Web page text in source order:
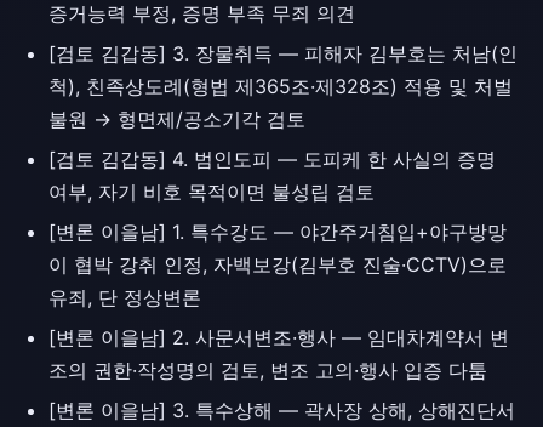
증거능력 부정, 증명 부족 무죄 의견
[검토 김갑동] 3. 장물취득 — 피해자 김부호는 처남(인
척), 친족상도례(형법 제365조·제328조) 적용 및 처벌
불원 → 형면제/공소기각 검토
[검토 김갑동] 4. 범인도피 — 도피케 한 사실의 증명
여부, 자기 비호 목적이면 불성립 검토
[변론 이을남] 1. 특수강도 — 야간주거침입+야구방망
이 협박 강취 인정, 자백보강(김부호 진술·CCTV)으로
유죄, 단 정상변론
[변론 이을남] 2. 사문서변조·행사 — 임대차계약서 변
조의 권한·작성명의 검토, 변조 고의·행사 입증 다툼
[변론 이을남] 3. 특수상해 — 곽사장 상해, 상해진단서